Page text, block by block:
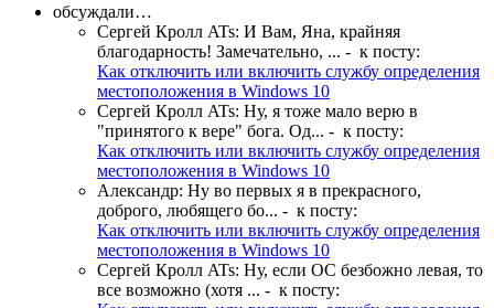
обсуждали…
Сергей Кролл ATs: И Вам, Яна, крайняя
благодарность! Замечательно, ... - к посту:
Как отключить или включить службу определения
местоположения в Windows 10
Сергей Кролл ATs: Ну, я тоже мало верю в
"принятого к вере" бога. Од... - к посту:
Как отключить или включить службу определения
местоположения в Windows 10
Александр: Ну во первых я в прекрасного,
доброго, любящего бо... - к посту:
Как отключить или включить службу определения
местоположения в Windows 10
Сергей Кролл ATs: Ну, если ОС безбожно левая, то
все возможно (хотя ... - к посту: